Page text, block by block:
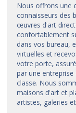
Nous offrons une
connaisseurs des
œuvres d'art
confortablement
dans vos bureau,
virtuelles et
votre porte,
par une
classe. Nous
maisons d'art et
artistes, galeries